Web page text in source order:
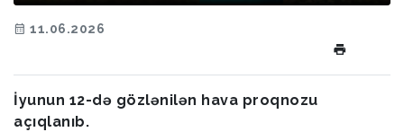
11.06.2026
İyunun 12-də gözlənilən hava proqnozu
açıqlanıb.